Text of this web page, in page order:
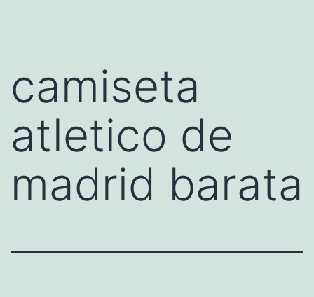
camiseta
atletico de
madrid barata